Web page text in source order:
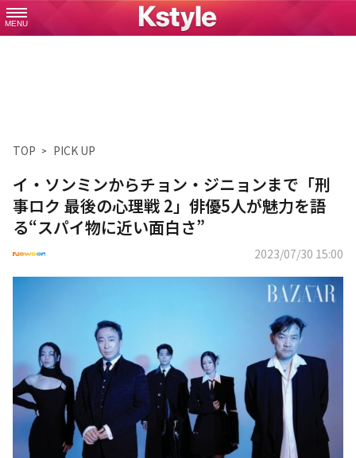
MENU
TOP PICK UP
イ・ソンミンからチョン・ジニョンまで「刑
事ロク 最後の心理戦 2」俳優5人が魅力を語
る“スパイ物に近い面白さ”
2023/07/30 15:00